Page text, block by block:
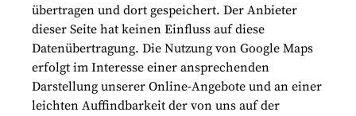
übertragen und dort gespeichert. Der Anbieter
dieser Seite hat keinen Einfluss auf diese
Datenübertragung. Die Nutzung von Google Maps
erfolgt im Interesse einer ansprechenden
Darstellung unserer Online-Angebote und an einer
leichten Auffindbarkeit der von uns auf der